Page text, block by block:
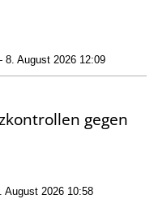
8. August 2026 12:09
gegen
2026 10:58